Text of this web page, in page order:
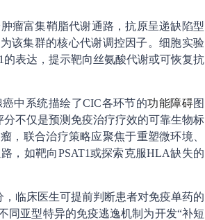
瘤富集鞘脂代谢通路，抗原呈递缺陷型
该集群的核心代谢调控因子。细胞实验
表达，提示靶向丝氨酸代谢或可恢复抗
中系统描绘了CIC各环节的功能障碍图
不仅是预测免疫治疗疗效的可靠生物标
，联合治疗策略应聚焦于重塑微环境、
，如靶向PSAT1或探索克服HLA缺失的
临床医生可提前判断患者对免疫单药的
同亚型特异的免疫逃逸机制为开发“补短